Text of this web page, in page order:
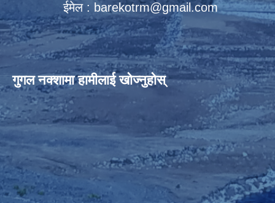
ईमेल : barekotrm@gmail.com
गुगल नक्शामा हामीलाई खोज्नुहोस्